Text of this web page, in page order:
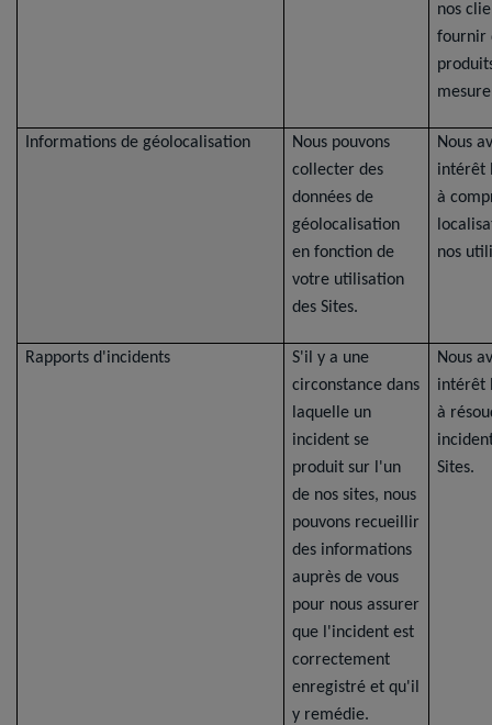
nos
fournir
Informations de géolocalisation
Nous pouvons
collecter des
données de
géolocalisation
en fonction de
votre utilisation
des Sites.
Nous
intérêt
à
nos
Rapports d'incidents
S'il y a une
circonstance dans
laquelle un
incident se
produit sur l'un
de nos sites, nous
pouvons recueillir
des informations
auprès de vous
pour nous assurer
que l'incident est
correctement
enregistré et qu'il
y remédie.
Nous
intérêt
à
Sites.